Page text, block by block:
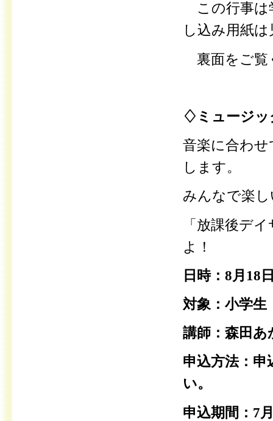
この行事は
し込み用紙
裏面をご覧
♢ミュージ
音楽に合わ
します。
みんなで楽
「放課後デ
よ！
日時：8月18
対象：小学生
講師：森田あ
申込方法：
い。
申込期間：7